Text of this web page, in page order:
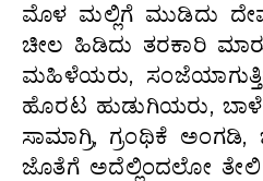
ಮೊಳ ಮಲ್ಲಿಗೆ ಮುಡಿದು
ಚೀಲ ಹಿಡಿದು ತರಕಾರಿ
ಮಹಿಳೆಯರು,
ಹೊರಟ ಹುಡುಗಿಯರು,
ಸಾಮಾಗ್ರಿ, ಗ್ರಂಥಿಕೆ
ಜೊತೆಗೆ ಅದೆಲ್ಲಿಂದಲೋ